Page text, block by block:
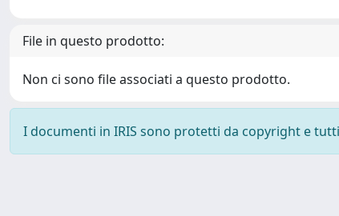
File in questo prodotto:
Non ci sono file associati a questo prodotto.
I documenti in IRIS sono protetti da copyright e